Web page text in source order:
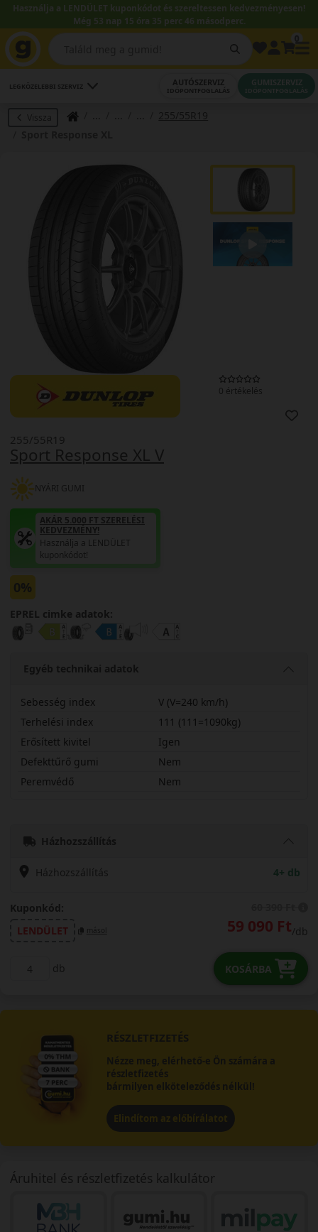
Használja a LENDÜLET kuponkódot és szereltessen kedvezményesen!
Még 53 nap 15 óra 35 perc 45 másodperc.
LEGKÖZELEBBI SZERVIZ AUTÓSZERVIZ
IDŐPONTFOGLALÁS
GUMISZERVIZ
IDŐPONTFOGLALÁS
Vissza
255/55R19
0 értékelés
Sport Response XL V
255/55R19
NYÁRI GUMI
AKÁR 5.000 FT SZERELÉSI
KEDVEZMÉNY!
Használja a LENDÜLET
kuponkódot!
0%
EPREL cimke adatok:
Egyéb technikai adatok
Sebesség index
V (V=240 km/h)
Terhelési index
111 (111=1090kg)
Erősített kivitel
Igen
Defekttűrő gumi
Nem
Peremvédő
Nem
Házhozszállítás
Házhozszállítás 4+ db
Kuponkód:
LENDÜLET
másol 59 090 Ft/db
db KOSÁRBA
RÉSZLETFIZETÉS
Nézze meg, elérhető-e Ön számára a
részletfizetés
bármilyen elköteleződés nélkül!
Elindítom az előbírálatot
Áruhitel és részletfizetés kalkulátor